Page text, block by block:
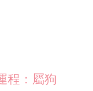
程：屬狗